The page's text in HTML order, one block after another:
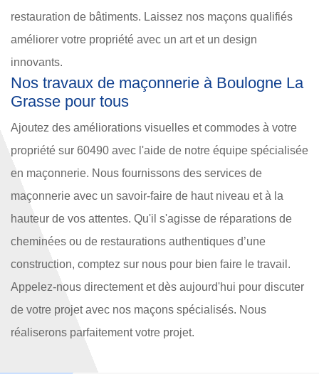
restauration de bâtiments. Laissez nos maçons qualifiés
améliorer votre propriété avec un art et un design
innovants.
Nos travaux de maçonnerie à Boulogne La
Grasse pour tous
Ajoutez des améliorations visuelles et commodes à votre
propriété sur 60490 avec l'aide de notre équipe spécialisée
en maçonnerie. Nous fournissons des services de
maçonnerie avec un savoir-faire de haut niveau et à la
hauteur de vos attentes. Qu'il s'agisse de réparations de
cheminées ou de restaurations authentiques d’une
construction, comptez sur nous pour bien faire le travail.
Appelez-nous directement et dès aujourd'hui pour discuter
de votre projet avec nos maçons spécialisés. Nous
réaliserons parfaitement votre projet.